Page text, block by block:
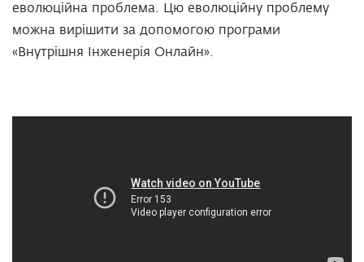
еволюційна проблема. Цю еволюційну проблему
можна вирішити за допомогою програми
«Внутрішня Інженерія Онлайн».